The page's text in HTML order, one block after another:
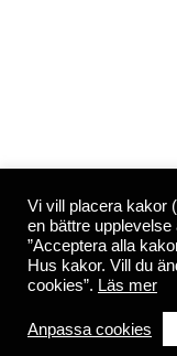
Vi vill placera kakor
en bättre
”Acceptera alla
Hus kakor. Vill du
cookies”. Läs mer
Anpassa cookies